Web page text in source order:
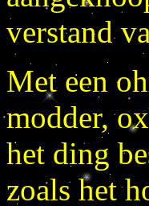
verstand
Met een
modder,
het ding
zoals het